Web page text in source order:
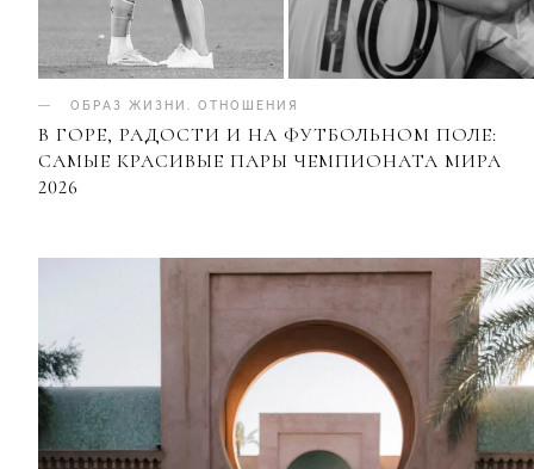
ОБРАЗ ЖИЗНИ ОТНОШЕНИЯ
В ГОРЕ, РАДОСТИ И НА ФУТБОЛЬНОМ ПОЛЕ:
САМЫЕ КРАСИВЫЕ ПАРЫ ЧЕМПИОНАТА МИРА
2026